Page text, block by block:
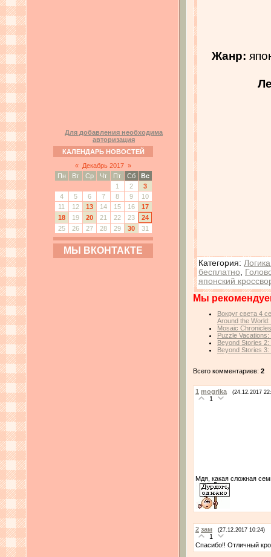
Для добавления необходима
авторизация
КАЛЕНДАРЬ НОВОСТЕЙ
« Декабрь 2017 »
Пн
Вт Ср Чт Пт Сб
Вс
1
2
3
4
5 6 7 8 9
10
11
12 13 14 15 16
17
18
19 20 21 22 23
24
25
26 27 28 29 30 31
МЫ ВКОНТАКТЕ
Жанр:
Категория:
бесплатно
японский
Мы
Вокруг света 4
Around the
Mosaic Chronicles
Puzzle Vacations:
Beyond Stories
Beyond Stories
Всего комментариев: 2
1 mogrika (24.12.2017
1
Мдя, какая сложная
2 зам (27.12.2017 10:24)
1
Спасибо!! Отличный